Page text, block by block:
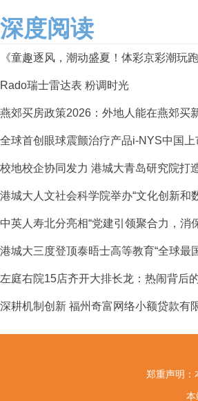
深度阅读
《童趣逐风，潮动盛夏！体彩京彩潮玩
Rado瑞士雷达表 粉调时光
燕郊买房政策2026：外地人能在燕郊买
全球首创眼球震颤治疗产品i-NYS中国上
校地校企协同发力 港城大青岛研究院打
港城大人文社会科学院举办“文化创新和
中英人寿北分亮相“党建引领聚合力，消
港城大三度登顶泰晤士高等教育“全球最
左庭右院15店齐开大排长龙：热闹背后
深耕机制创新 福州奇富网络小额贷款有
郑重声明：
本